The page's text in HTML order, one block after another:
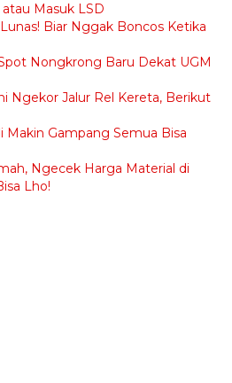
Masuk LSD
Biar Nggak Boncos Ketika
Nongkrong Baru Dekat UGM
Ngekor Jalur Rel Kereta, Berikut
Makin Gampang Semua Bisa
Ngecek Harga Material di
Lho!